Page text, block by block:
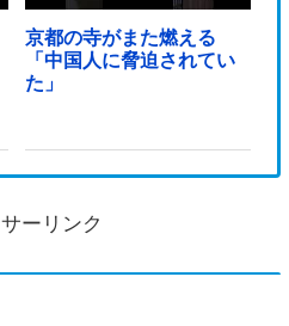
京都の寺がまた燃える
「中国人に脅迫されてい
た」
ーリンク